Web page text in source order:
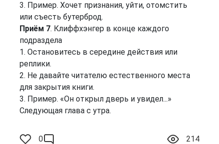
3. Пример. Хочет признания, уйти, отомстить
или съесть бутерброд.
Приём 7. Клиффхэнгер в конце каждого
подраздела
1. Остановитесь в середине действия или
реплики.
2. Не давайте читателю естественного места
для закрытия книги.
3. Пример. «Он открыл дверь и увидел...»
Следующая глава с утра.
0 214